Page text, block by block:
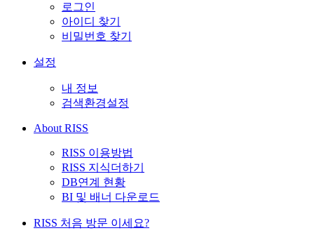
로그인
아이디 찾기
비밀번호 찾기
설정
내 정보
검색환경설정
About RISS
RISS 이용방법
RISS 지식더하기
DB연계 현황
BI 및 배너 다운로드
RISS 처음 방문 이세요?